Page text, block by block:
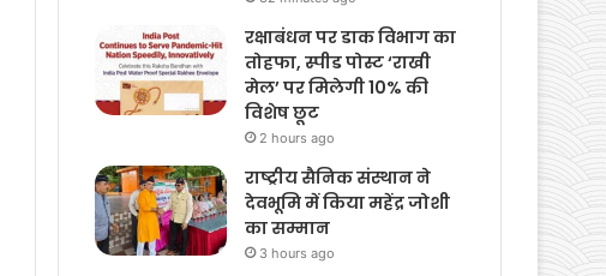
भाजपा देहात की मासिक
बैठक आयोजित, मुख्यमंत्री के
प्रस्तावित बीकानेर दौरे एवं
आगामी कार्यक्रमों पर हुई
चर्चा
रक्षाबंधन पर डाक विभाग का
तोहफा, स्पीड पोस्ट ‘राखी
मेल’ पर मिलेगी 10% की